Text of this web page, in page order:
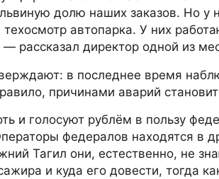
долю наших заказов. Но
техосмотр автопарка. У них
— рассказал директор одной из
в последнее время
причинами аварий
и голосуют рублём в пользу
федералов находятся в
Тагил они, естественно, не
и куда его довести, тогда